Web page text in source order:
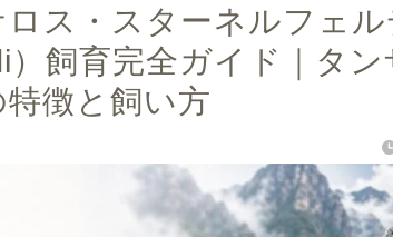
ロス・スターネルフェ
飼育完全ガイド｜タン
徴と飼い方